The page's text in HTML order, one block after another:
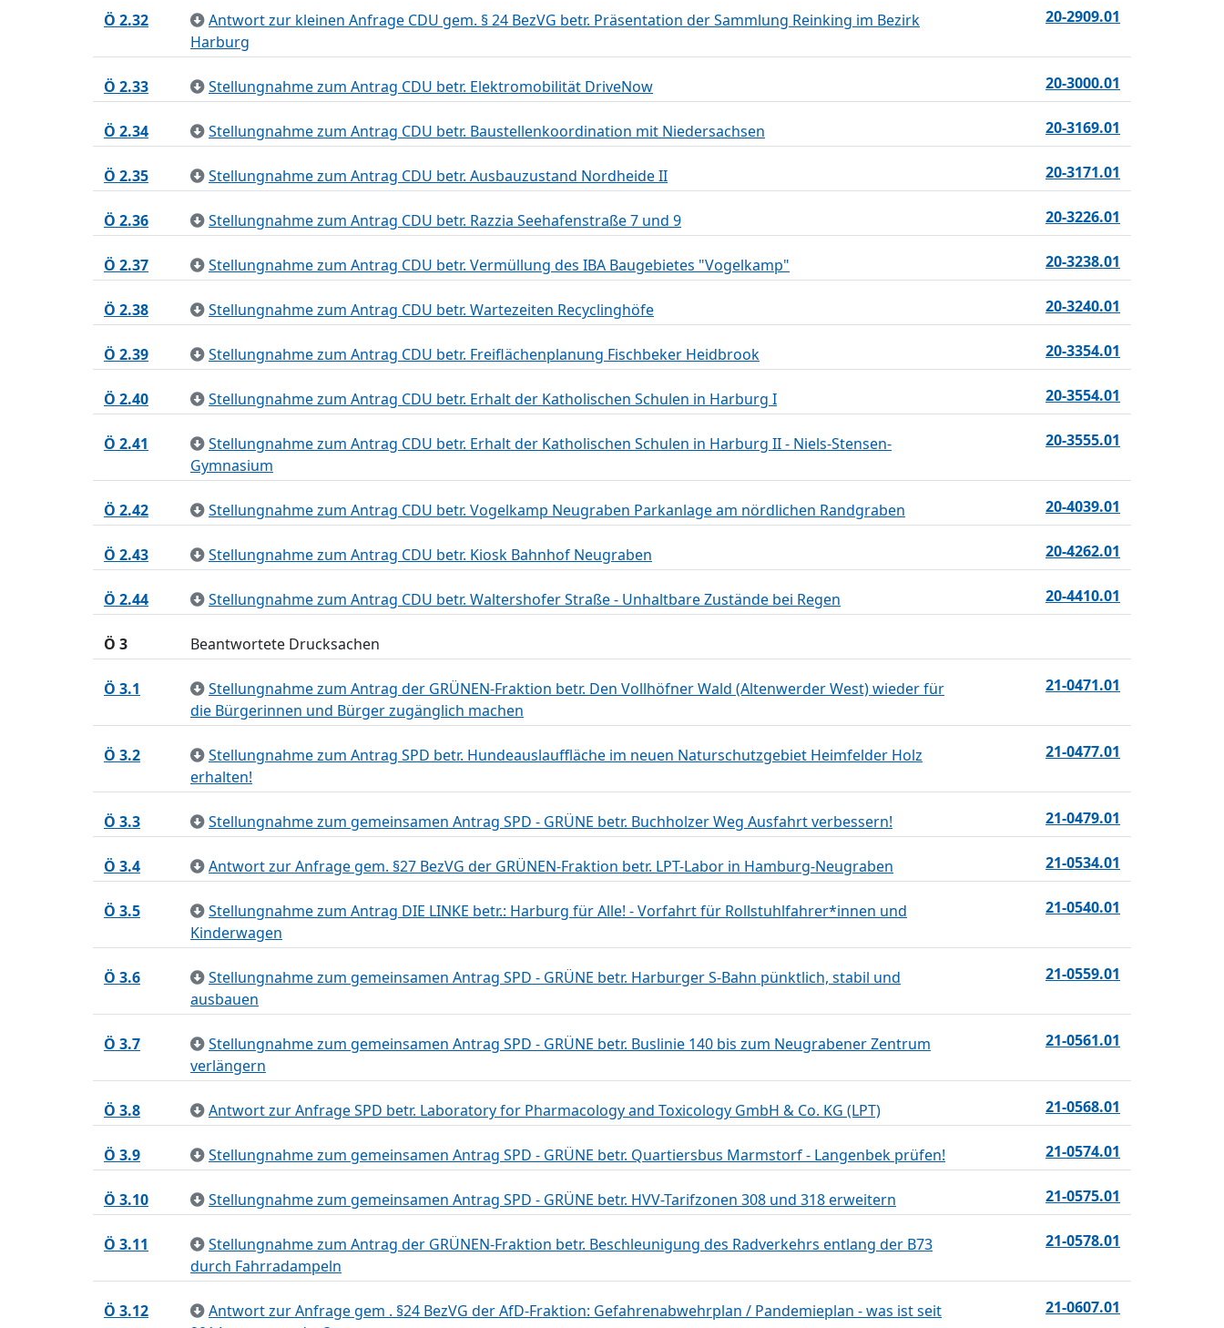
Ö 2.32
Antwort zur kleinen Anfrage CDU gem. § 24 BezVG betr. Präsentation der Sammlung Reinking im Bezirk
Harburg
20-2909.01
Ö 2.33 Stellungnahme zum Antrag CDU betr. Elektromobilität DriveNow 20-3000.01
Ö 2.34 Stellungnahme zum Antrag CDU betr. Baustellenkoordination mit Niedersachsen 20-3169.01
Ö 2.35 Stellungnahme zum Antrag CDU betr. Ausbauzustand Nordheide II 20-3171.01
Ö 2.36 Stellungnahme zum Antrag CDU betr. Razzia Seehafenstraße 7 und 9 20-3226.01
Ö 2.37 Stellungnahme zum Antrag CDU betr. Vermüllung des IBA Baugebietes "Vogelkamp" 20-3238.01
Ö 2.38 Stellungnahme zum Antrag CDU betr. Wartezeiten Recyclinghöfe 20-3240.01
Ö 2.39 Stellungnahme zum Antrag CDU betr. Freiflächenplanung Fischbeker Heidbrook 20-3354.01
Ö 2.40 Stellungnahme zum Antrag CDU betr. Erhalt der Katholischen Schulen in Harburg I 20-3554.01
Ö 2.41
Stellungnahme zum Antrag CDU betr. Erhalt der Katholischen Schulen in Harburg II - Niels-Stensen-
Gymnasium
20-3555.01
Ö 2.42 Stellungnahme zum Antrag CDU betr. Vogelkamp Neugraben Parkanlage am nördlichen Randgraben 20-4039.01
Ö 2.43 Stellungnahme zum Antrag CDU betr. Kiosk Bahnhof Neugraben 20-4262.01
Ö 2.44 Stellungnahme zum Antrag CDU betr. Waltershofer Straße - Unhaltbare Zustände bei Regen 20-4410.01
Ö 3 Beantwortete Drucksachen
Ö 3.1
Stellungnahme zum Antrag der GRÜNEN-Fraktion betr. Den Vollhöfner Wald (Altenwerder West) wieder für
die Bürgerinnen und Bürger zugänglich machen
21-0471.01
Ö 3.2
Stellungnahme zum Antrag SPD betr. Hundeauslauffläche im neuen Naturschutzgebiet Heimfelder Holz
erhalten!
21-0477.01
Ö 3.3 Stellungnahme zum gemeinsamen Antrag SPD - GRÜNE betr. Buchholzer Weg Ausfahrt verbessern! 21-0479.01
Ö 3.4 Antwort zur Anfrage gem. §27 BezVG der GRÜNEN-Fraktion betr. LPT-Labor in Hamburg-Neugraben 21-0534.01
Ö 3.5
Stellungnahme zum Antrag DIE LINKE betr.: Harburg für Alle! - Vorfahrt für Rollstuhlfahrer*innen und
Kinderwagen
21-0540.01
Ö 3.6
Stellungnahme zum gemeinsamen Antrag SPD - GRÜNE betr. Harburger S-Bahn pünktlich, stabil und
ausbauen
21-0559.01
Ö 3.7
Stellungnahme zum gemeinsamen Antrag SPD - GRÜNE betr. Buslinie 140 bis zum Neugrabener Zentrum
verlängern
21-0561.01
Ö 3.8 Antwort zur Anfrage SPD betr. Laboratory for Pharmacology and Toxicology GmbH & Co. KG (LPT) 21-0568.01
Ö 3.9 Stellungnahme zum gemeinsamen Antrag SPD - GRÜNE betr. Quartiersbus Marmstorf - Langenbek prüfen! 21-0574.01
Ö 3.10 Stellungnahme zum gemeinsamen Antrag SPD - GRÜNE betr. HVV-Tarifzonen 308 und 318 erweitern 21-0575.01
Ö 3.11
Stellungnahme zum Antrag der GRÜNEN-Fraktion betr. Beschleunigung des Radverkehrs entlang der B73
durch Fahrradampeln
21-0578.01
Ö 3.12
Antwort zur Anfrage gem . §24 BezVG der AfD-Fraktion: Gefahrenabwehrplan / Pandemieplan - was ist seit
21-0607.01